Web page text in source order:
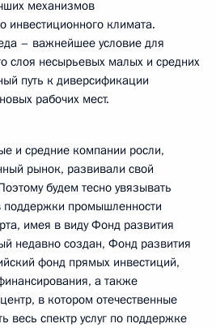
механизмов
инвестиционного климата.
– важнейшее условие для
слоя несырьевых малых и средних
путь к диверсификации
рабочих мест.
и средние компании росли,
рынок, развивали свой
будем тесно увязывать
поддержки промышленности
имея в виду Фонд развития
недавно создан, Фонд развития
фонд прямых инвестиций,
а также
в котором отечественные
весь спектр услуг по поддержке